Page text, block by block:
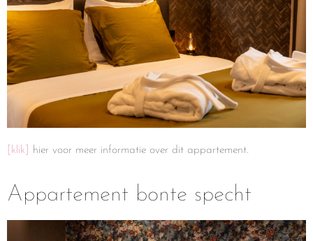
[klik] hier voor meer informatie over dit appartement.
Appartement bonte specht